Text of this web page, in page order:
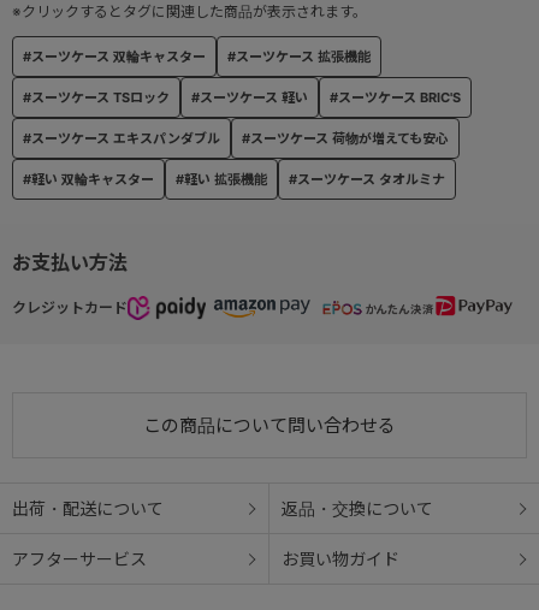
お支払い方法
クレジットカード
この商品について問い合わせる
出荷・配送について 返品・交換について
アフターサービス お買い物ガイド
#スーツケース 双輪キャスター #スーツケース 拡張機能
#スーツケース TSロック #スーツケース 軽い #スーツケース BRIC'S
#スーツケース エキスパンダブル #スーツケース 荷物が増えても安心
#軽い 双輪キャスター #軽い 拡張機能 #スーツケース タオルミナ
※クリックするとタグに関連した商品が表示されます。